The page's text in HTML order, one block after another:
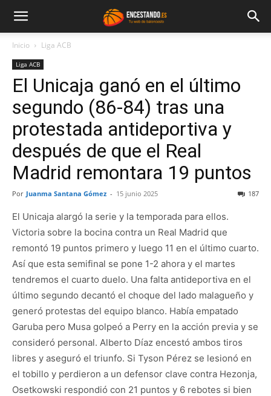
Inicio Liga ACB
Liga ACB
El Unicaja ganó en el último
segundo (86-84) tras una
protestada antideportiva y
después de que el Real
Madrid remontara 19 puntos
Por Juanma Santana Gómez - 15 junio 2025 187
El Unicaja alargó la serie y la temporada para ellos.
Victoria sobre la bocina contra un Real Madrid que
remontó 19 puntos primero y luego 11 en el último cuarto.
Así que esta semifinal se pone 1-2 ahora y el martes
tendremos el cuarto duelo. Una falta antideportiva en el
último segundo decantó el choque del lado malagueño y
generó protestas del equipo blanco. Había empatado
Garuba pero Musa golpeó a Perry en la acción previa y se
consideró personal. Alberto Díaz encestó ambos tiros
libres y aseguró el triunfo. Si Tyson Pérez se lesionó en
el tobillo y perdieron a un defensor clave contra Hezonja,
Osetkowski respondió con 21 puntos y 6 rebotes si bien